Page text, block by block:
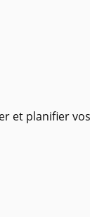
et planifier